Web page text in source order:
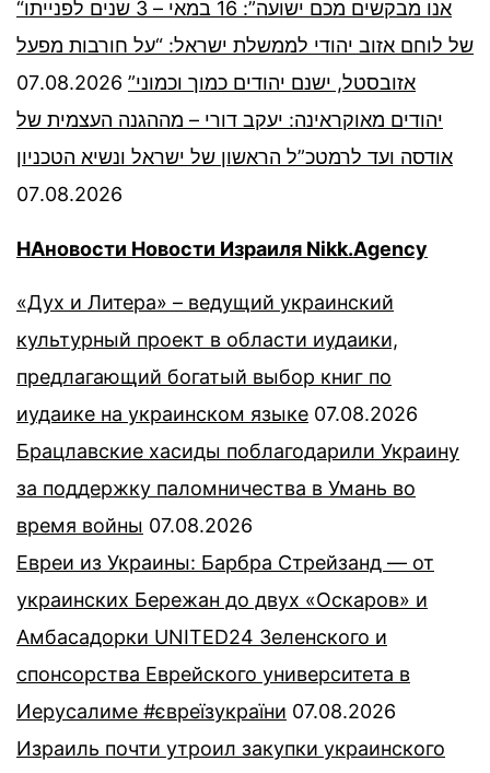
“אנו מבקשים מכם ישועה”: 16 במאי – 3 שנים לפנייתו
של לוחם אזוב יהודי לממשלת ישראל: “על חורבות מפעל
אזובסטל, ישנם יהודים כמוך וכמוני” 07.08.2026
יהודים מאוקראינה: יעקב דורי – מההגנה העצמית של
אודסה ועד לרמטכ”ל הראשון של ישראל ונשיא הטכניון
07.08.2026
НАновости Новости Израиля Nikk.Agency
«Дух и Литера» – ведущий украинский
культурный проект в области иудаики,
предлагающий богатый выбор книг по
иудаике на украинском языке 07.08.2026
Брацлавские хасиды поблагодарили Украину
за поддержку паломничества в Умань во
время войны 07.08.2026
Евреи из Украины: Барбра Стрейзанд — от
украинских Бережан до двух «Оскаров» и
Амбасадорки UNITED24 Зеленского и
спонсорства Еврейского университета в
Иерусалиме #євреїзукраїни 07.08.2026
Израиль почти утроил закупки украинского